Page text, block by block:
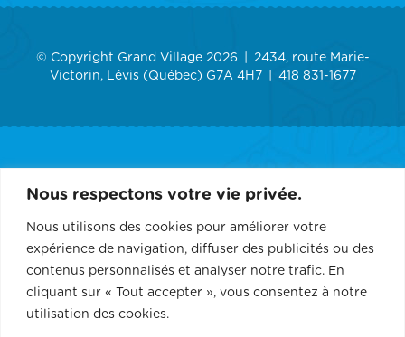
Nous respectons votre vie privée.
Nous utilisons des cookies pour améliorer votre
expérience de navigation, diffuser des publicités ou des
contenus personnalisés et analyser notre trafic. En
cliquant sur « Tout accepter », vous consentez à notre
utilisation des cookies.
© Copyright Grand Village 2026
2434, route Marie-
Victorin, Lévis (Québec) G7A 4H7
418 831-1677
GRAND VILLAGE
SERVICES
RÉCEPTION ET ÉVÉNEMENT